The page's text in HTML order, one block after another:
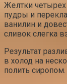
Желтки четырех
пудры и
ванилин и
сливок слегка
Результат
в холод на
полить сиропом.